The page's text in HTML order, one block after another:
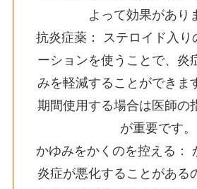
よって効果があり
抗炎症薬： ステロイド入り
ーションを使うことで、炎
みを軽減することができま
期間使用する場合は医師の
が重要です。
かゆみをかくのを控える：
炎症が悪化することがある